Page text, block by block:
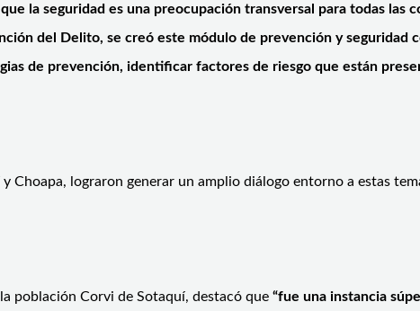
que la seguridad es una preocupación transversal para todas las
del Delito, se creó este módulo de prevención y seguridad
de prevención, identificar factores de riesgo que están
Choapa, lograron generar un amplio diálogo entorno a estas
población Corvi de Sotaquí, destacó que “fue una instancia